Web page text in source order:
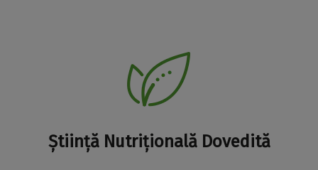
Știință Nutrițională Dovedită